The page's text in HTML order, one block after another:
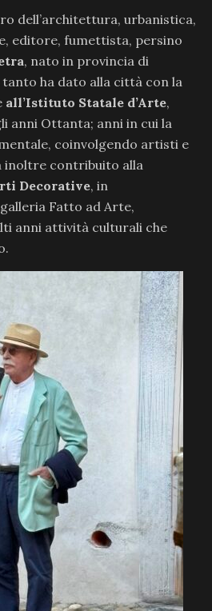
dell’architettura, urbanistica,
editore, fumettista, persino
, nato in provincia di
tanto ha dato alla città con la
all’Istituto Statale d’Arte,
anni Ottanta; anni in cui la
coinvolgendo artisti e
inoltre contribuito alla
Decorative, in
Fatto ad Arte,
anni attività culturali che